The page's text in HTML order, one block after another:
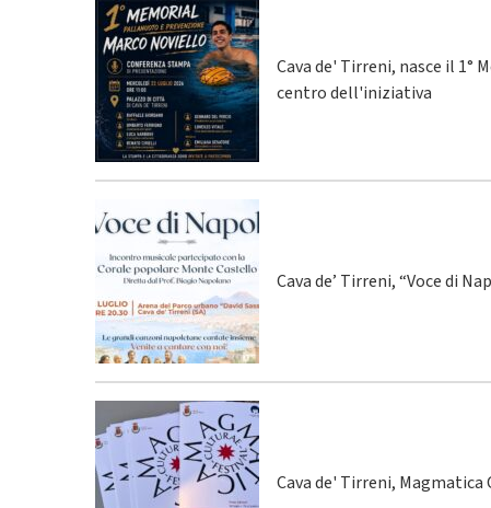
Cava de' Tirreni, nasce il
centro dell'iniziativa
Cava de’ Tirreni, “Voce di
Cava de' Tirreni,